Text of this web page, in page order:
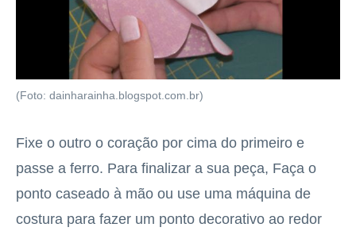
(Foto: dainharainha.blogspot.com.br)
Fixe o outro o coração por cima do primeiro e
passe a ferro. Para finalizar a sua peça, Faça o
ponto caseado à mão ou use uma máquina de
costura para fazer um ponto decorativo ao redor